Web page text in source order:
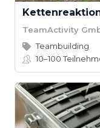
TeamActivity
Teambuilding
10–100